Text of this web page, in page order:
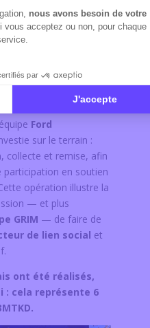
directà un acteur
locale
clientes, clients
Ford
sur le terrain :
collecte et remise, afin
participation en soutien
opération illustre la
— et plus
GRIM — de faire de
de lien social et
ont été réalisés,
: cela représente 6